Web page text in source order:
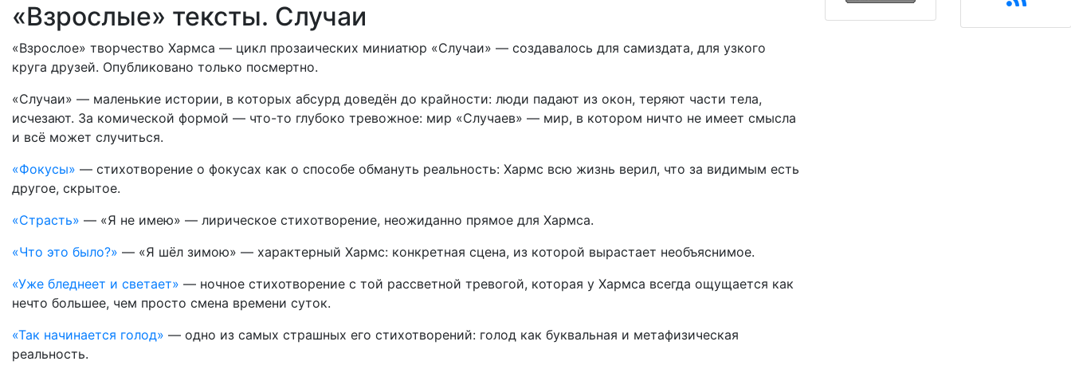
«Взрослые» тексты. Случаи
«Взрослое» творчество Хармса — цикл прозаических миниатюр «Случаи» — создавалось для самиздата, для узкого
круга друзей. Опубликовано только посмертно.
«Случаи» — маленькие истории, в которых абсурд доведён до крайности: люди падают из окон, теряют части тела,
исчезают. За комической формой — что-то глубоко тревожное: мир «Случаев» — мир, в котором ничто не имеет смысла
и всё может случиться.
«Фокусы» — стихотворение о фокусах как о способе обмануть реальность: Хармс всю жизнь верил, что за видимым есть
другое, скрытое.
«Страсть» — «Я не имею» — лирическое стихотворение, неожиданно прямое для Хармса.
«Что это было?» — «Я шёл зимою» — характерный Хармс: конкретная сцена, из которой вырастает необъяснимое.
«Уже бледнеет и светает» — ночное стихотворение с той рассветной тревогой, которая у Хармса всегда ощущается как
нечто большее, чем просто смена времени суток.
«Так начинается голод» — одно из самых страшных его стихотворений: голод как буквальная и метафизическая
реальность.